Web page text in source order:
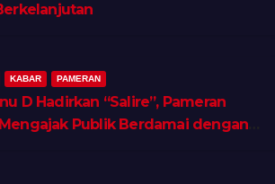
KABAR PAMERAN
D Hadirkan “Salire”, Pameran
Publik Berdamai dengan